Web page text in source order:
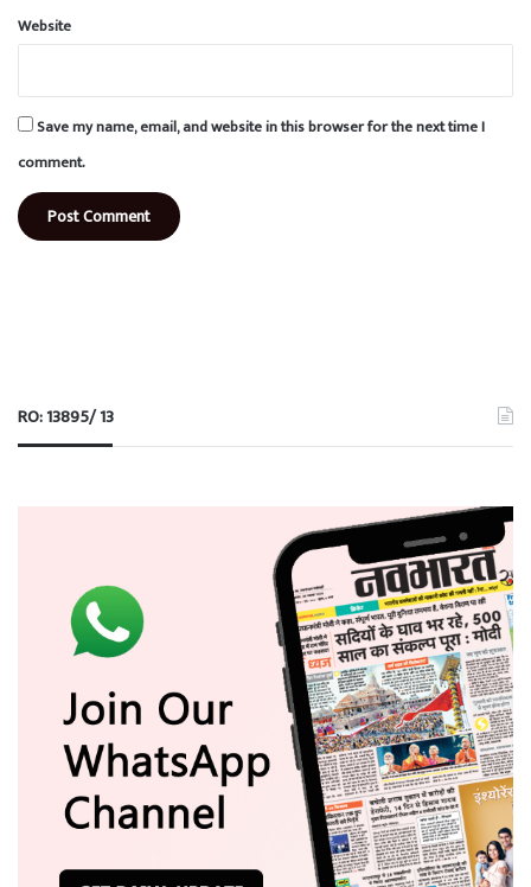
Website
Save my name, email, and website in this browser for the next time I
comment.
RO: 13895/ 13